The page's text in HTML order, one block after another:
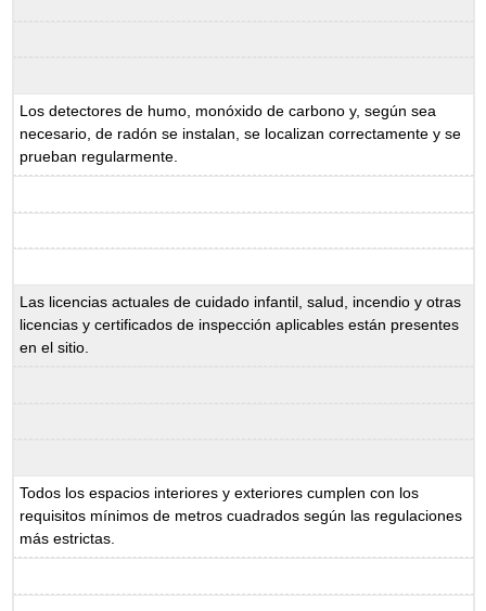
Los detectores de humo, monóxido de carbono y, según sea
necesario, de radón se instalan, se localizan correctamente y se
prueban regularmente.
Las licencias actuales de cuidado infantil, salud, incendio y otras
licencias y certificados de inspección aplicables están presentes
en el sitio.
Todos los espacios interiores y exteriores cumplen con los
requisitos mínimos de metros cuadrados según las regulaciones
más estrictas.